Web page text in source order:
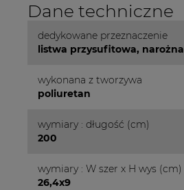
Dane techniczne
dedykowane przeznaczenie
listwa przysufitowa, narożna
wykonana z tworzywa
poliuretan
wymiary : długość (cm)
200
wymiary : W szer x H wys (cm)
26,4x9